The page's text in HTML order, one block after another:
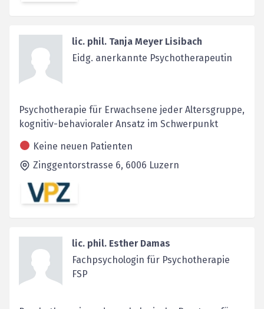
lic. phil. Tanja Meyer Lisibach
Eidg. anerkannte Psychotherapeutin
Psychotherapie für Erwachsene jeder Altersgruppe,
kognitiv-behavioraler Ansatz im Schwerpunkt
Keine neuen Patienten
Zinggentorstrasse 6, 6006 Luzern
lic. phil. Esther Damas
Fachpsychologin für Psychotherapie
FSP